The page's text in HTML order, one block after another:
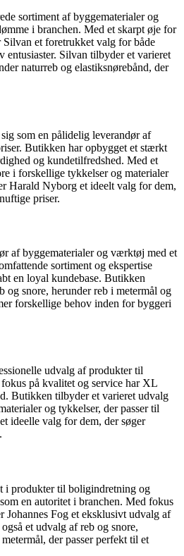
sortiment af byggematerialer og
i branchen. Med et skarpt øje for
et foretrukket valg for både
entusiaster. Silvan tilbyder et varieret
naturreb og elastiksnørebånd, der
som en pålidelig leverandør af
Butikken har opbygget et stærkt
og kundetilfredshed. Med et
i forskellige tykkelser og materialer
Harald Nyborg et ideelt valg for dem,
priser.
af byggematerialer og værktøj med et
sortiment og ekspertise
en loyal kundebase. Butikken
og snore, herunder reb i metermål og
forskellige behov inden for byggeri
udvalg af produkter til
på kvalitet og service har XL
Butikken tilbyder et varieret udvalg
og tykkelser, der passer til
ideelle valg for dem, der søger
i produkter til boligindretning og
en autoritet i branchen. Med fokus
Fog et eksklusivt udvalg af
et udvalg af reb og snore,
der passer perfekt til et